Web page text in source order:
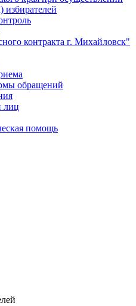
избирателей
контракта г. Михайловск"
обращений
лиц
помощь